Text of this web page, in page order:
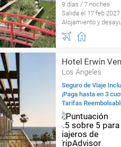
9 días / 7 noches
Salida el 17 feb 2027
Alojamiento y
Hotel Erwin
Los Ángeles
Seguro de Viaje
¡Paga hasta en 3
Tarifas